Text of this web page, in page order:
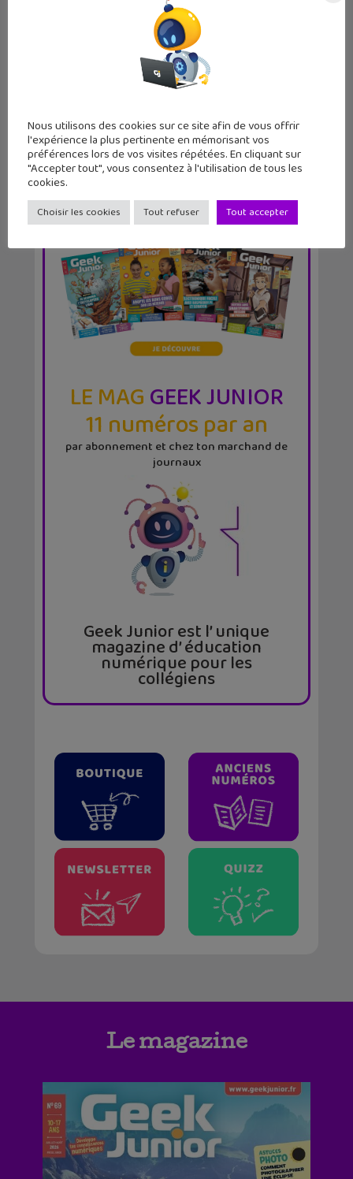
Kirby Air Riders à fond sur la
Nintendo Switch 2
LE MAGGEEK JUNIOR
11 numéros par an
par abonnement et chez ton marchand de
journaux
Geek Junior est l’ unique
magazine d’ éducation
numérique pour les
collégiens
Le magazine
Nous utilisons des cookies sur ce site afin de vous offrir
l'expérience la plus pertinente en mémorisant vos
préférences lors de vos visites répétées. En cliquant sur
"Accepter tout", vous consentez à l'utilisation de tous les
cookies.
Choisir les cookies Tout refuser Tout accepter